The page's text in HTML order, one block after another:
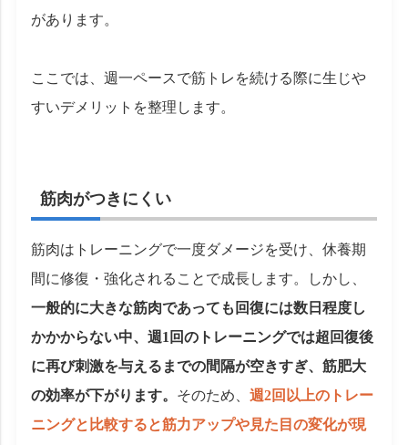
があります。
ここでは、週一ペースで筋トレを続ける際に生じや
すいデメリットを整理します。
筋肉がつきにくい
筋肉はトレーニングで一度ダメージを受け、休養期
間に修復・強化されることで成長します。しかし、
一般的に大きな筋肉であっても回復には数日程度し
かかからない中、週1回のトレーニングでは超回復後
に再び刺激を与えるまでの間隔が空きすぎ、筋肥大
の効率が下がります。 そのため、週2回以上のトレー
ニングと比較すると筋力アップや見た目の変化が現